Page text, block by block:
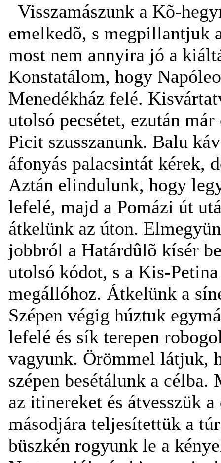
Visszamászunk a Kõ-
emelkedõ, s megpillantjuk
most nem annyira jó a
Konstatálom, hogy
Menedékház felé.
utolsó pecsétet, ezután
Picit szusszanunk. Balu
áfonyás palacsintát kérek,
Aztán elindulunk, hogy
lefelé, majd a Pomázi út
átkelünk az úton.
jobbról a Határdûlõ kísér
utolsó kódot, s a Kis-
megállóhoz. Átkelünk a
Szépen végig húztuk
lefelé és sík terepen
vagyunk. Örömmel látjuk,
szépen besétálunk a
az itinereket és átvesszük
másodjára teljesítettük a
büszkén rogyunk le a